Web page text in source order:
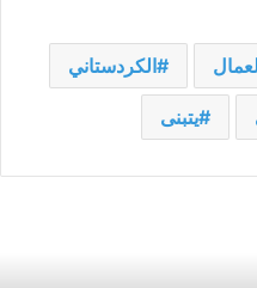
الكردستاني
يتبنى